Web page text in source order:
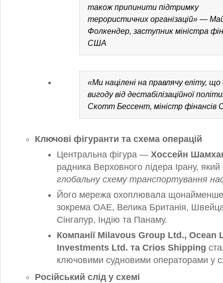
також припинити підтримку
терористичних організацій» —
Фолкендер, заступник міністра
США
«Ми націлені на правлячу еліту,
вигоду від дестабілізаційної
Скотт Бессент, міністр
Ключові фігуранти та схема операцій
Центральна фігура — Хоссейн
радника Верховного лідера Ірану, який
глобальну схему транспортування
Його мережа охоплювала
зокрема ОАЕ, Велика Британія,
Сінгапур, Індію та Панаму.
Компанії Milavous Group Ltd., Ocean
Investments Ltd. та Crios Shipping
ключовими судновими операторами у
Російський слід у схемі